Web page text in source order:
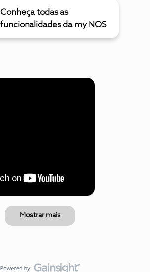
Conheça todas as
funcionalidades da my NOS
Mostrar mais